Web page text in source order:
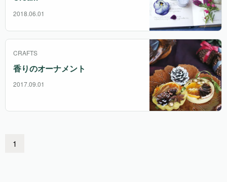
2018.06.01
CRAFTS
香りのオーナメント
2017.09.01
1